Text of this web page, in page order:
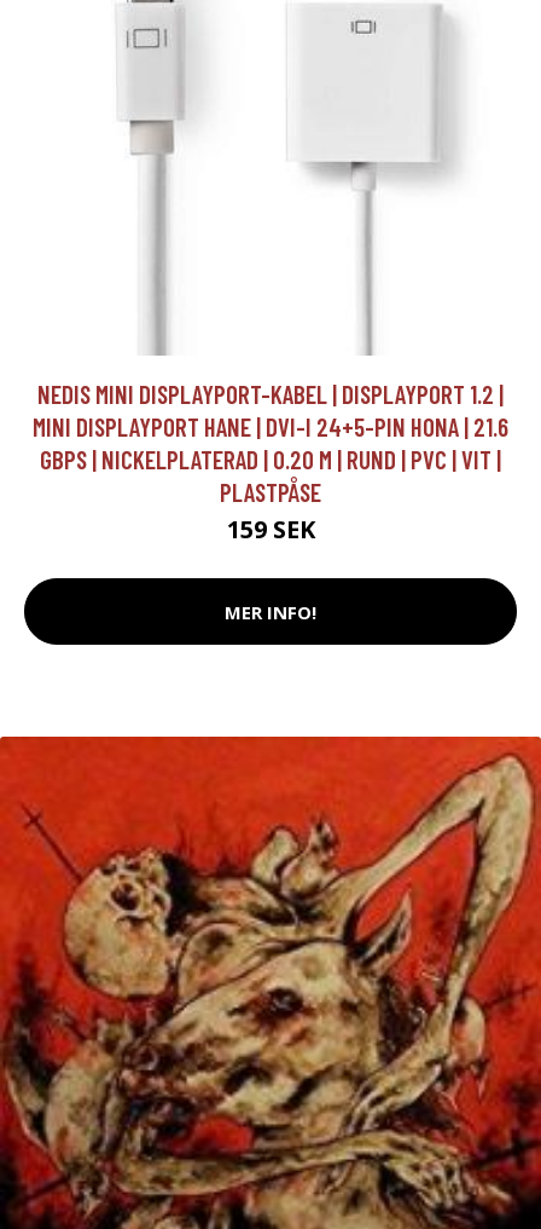
NEDIS MINI DISPLAYPORT-KABEL | DISPLAYPORT 1.2 |
MINI DISPLAYPORT HANE | DVI-I 24+5-PIN HONA | 21.6
GBPS | NICKELPLATERAD | 0.20 M | RUND | PVC | VIT |
PLASTPÅSE
159 SEK
MER INFO!